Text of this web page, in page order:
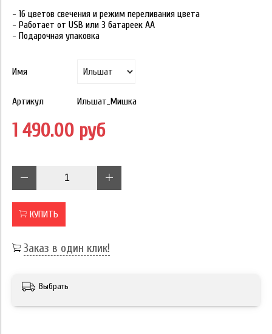
- 16 цветов свечения и режим переливания цвета
- Работает от USB или 3 батареек АА
- Подарочная упаковка
Имя
Артикул Ильшат_Мишка
1 490.00 руб
КУПИТЬ
Заказ в один клик!
Выбрать